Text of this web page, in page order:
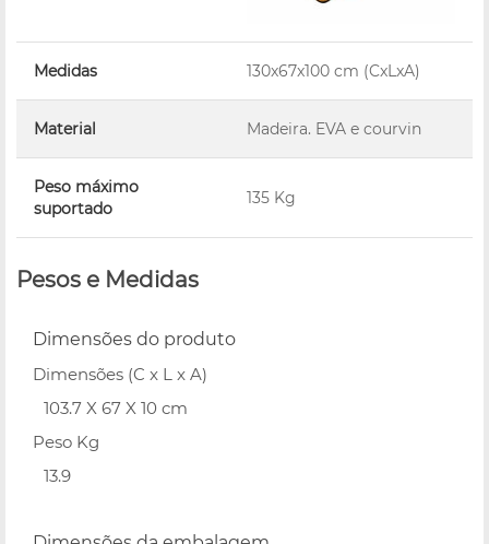
Medidas 130x67x100 cm (CxLxA)
Material Madeira. EVA e courvin
Peso máximo
suportado
135 Kg
Pesos e Medidas
Dimensões do produto
Dimensões (C x L x A)
103.7 X 67 X 10 cm
Peso Kg
13.9